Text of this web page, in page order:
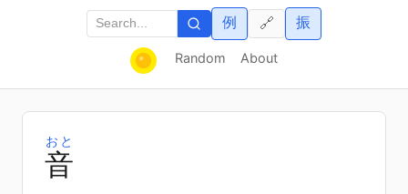
Random About
例 振
🔗
音
おと